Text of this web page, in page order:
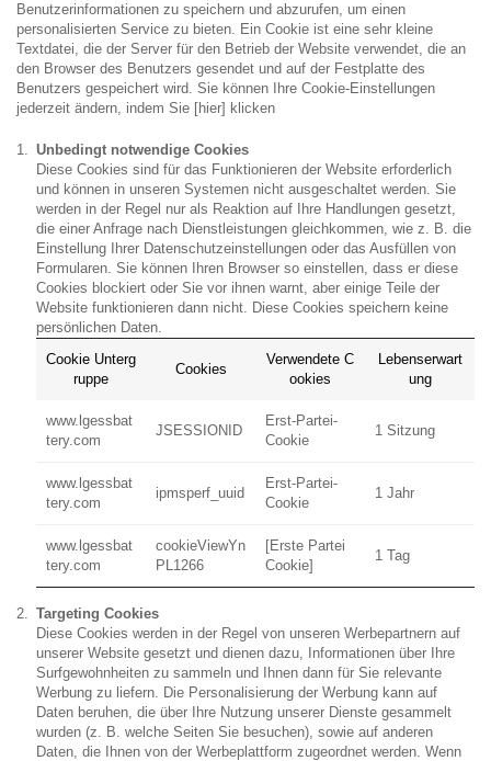
Benutzerinformationen zu speichern und abzurufen, um einen
personalisierten Service zu bieten. Ein Cookie ist eine sehr kleine
Textdatei, die der Server für den Betrieb der Website verwendet, die an
den Browser des Benutzers gesendet und auf der Festplatte des
Benutzers gespeichert wird. Sie können Ihre Cookie-Einstellungen
jederzeit ändern, indem Sie [hier] klicken
Unbedingt notwendige Cookies
Diese Cookies sind für das Funktionieren der Website erforderlich
und können in unseren Systemen nicht ausgeschaltet werden. Sie
werden in der Regel nur als Reaktion auf Ihre Handlungen gesetzt,
die einer Anfrage nach Dienstleistungen gleichkommen, wie z. B. die
Einstellung Ihrer Datenschutzeinstellungen oder das Ausfüllen von
Formularen. Sie können Ihren Browser so einstellen, dass er diese
Cookies blockiert oder Sie vor ihnen warnt, aber einige Teile der
Website funktionieren dann nicht. Diese Cookies speichern keine
persönlichen Daten.
Cookie Unterg
ruppe
Cookies
Verwendete C
ookies
Lebenserwart
ung
www.lgessbat
tery.com
JSESSIONID
Erst-Partei-
Cookie
1 Sitzung
www.lgessbat
tery.com
ipmsperf_uuid
Erst-Partei-
Cookie
1 Jahr
www.lgessbat
tery.com
cookieViewYn
PL1266
[Erste Partei
Cookie]
1 Tag
Targeting Cookies
Diese Cookies werden in der Regel von unseren Werbepartnern auf
unserer Website gesetzt und dienen dazu, Informationen über Ihre
Surfgewohnheiten zu sammeln und Ihnen dann für Sie relevante
Werbung zu liefern. Die Personalisierung der Werbung kann auf
Daten beruhen, die über Ihre Nutzung unserer Dienste gesammelt
wurden (z. B. welche Seiten Sie besuchen), sowie auf anderen
Daten, die Ihnen von der Werbeplattform zugeordnet werden. Wenn